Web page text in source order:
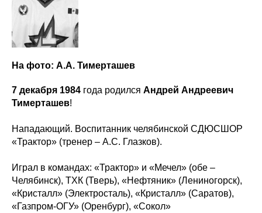
На фото: А.А. Тимерташев
7 декабря 1984 года родился Андрей Андреевич
Тимерташев!
Нападающий. Воспитанник челябинской СДЮСШОР
«Трактор» (тренер – А.С. Глазков).
Играл в командах: «Трактор» и «Мечел» (обе –
Челябинск), ТХК (Тверь), «Нефтяник» (Лениногорск),
«Кристалл» (Электросталь), «Кристалл» (Саратов),
«Газпром-ОГУ» (Оренбург), «Сокол»